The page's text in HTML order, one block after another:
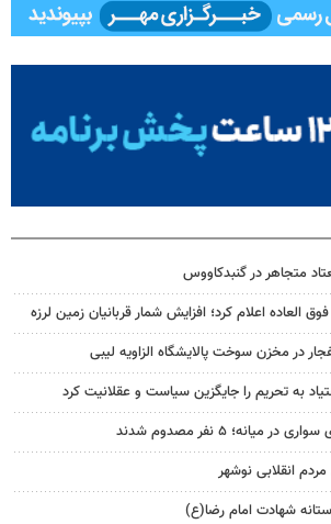
العاده اعلام کرد؛ افزایش شمار قربانیان زمین لرزه
در مخزن سوخت پالایشگاه الزاویه لیبی
به تحریم را جایگزین سیاست و عقلانیت کرد
میانه؛ ۵ نفر مصدوم شدند
انقلابی نوشهر
شهادت امام رضا(ع)